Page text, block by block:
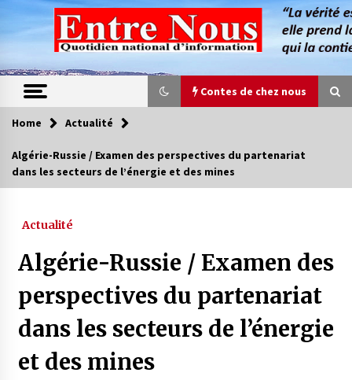
content
Contes de chez nous
Contes de chez nous
Quand la mère n’est plus là (17e partie)
Magie de sorcier
4 ans ago
Oum el Gaïla / L’ogresse du M’zab
4 ans ago
Home Actualité
Algérie-Russie / Examen des perspectives du partenariat
dans les secteurs de l’énergie et des mines
Actualité
Algérie-Russie / Examen des
perspectives du partenariat
dans les secteurs de l’énergie
et des mines